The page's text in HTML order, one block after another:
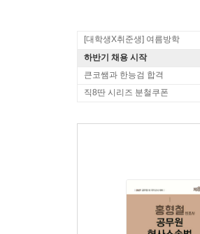
[대학생X취준생] 여름방학
하반기 채용 시작
큰코쌤과 한능검 합격
직8딴 시리즈 분철쿠폰